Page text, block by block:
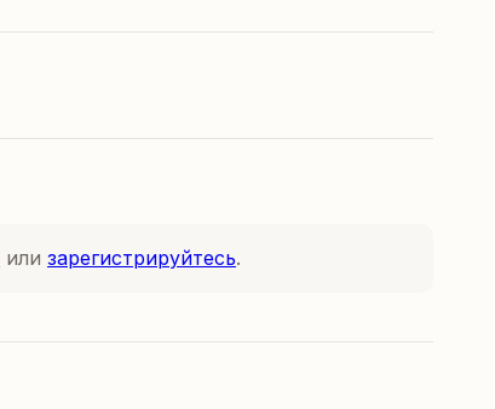
или зарегистрируйтесь.